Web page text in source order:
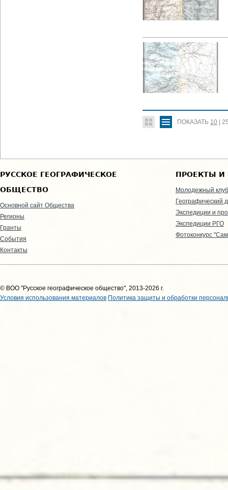
ПОКАЗАТЬ 10
РУССКОЕ ГЕОГРАФИЧЕСКОЕ
ОБЩЕСТВО
Основной сайт Общества
Регионы
Гранты
События
Контакты
ПРОЕКТЫ И
Молодежный клуб
Географический
Экспедиции и
Экспедиции РГО
Фотоконкурс
© ВОО "Русское географическое общество", 2013-2026 г.
Условия использования материалов Политика защиты и обработки